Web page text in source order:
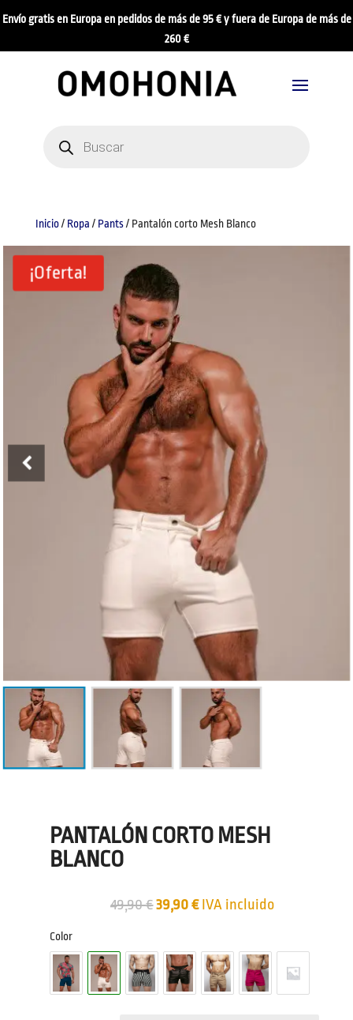
Envío gratis en Europa en pedidos de más de 95 € y fuera de Europa de más de
260 €
productos
Inicio/ Ropa / Pants/ Pantalón corto Mesh Blanco
¡Oferta!
PANTALÓN CORTO MESH
BLANCO
49,90€El
era:
49,90 €.
39,90€El
es:
39,90 €.
IVA incluido
Color